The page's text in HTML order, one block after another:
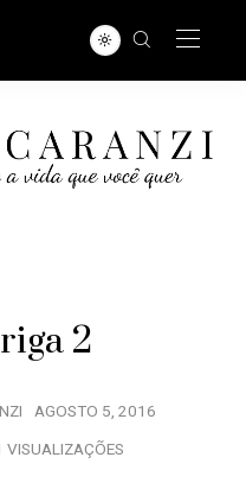
2
AGOSTO 5, 2016
VISUALIZAÇÕES